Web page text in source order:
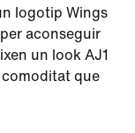
logotip Wings
aconseguir
un look AJ1
que